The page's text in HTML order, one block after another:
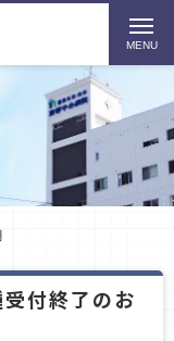
受付終了のお
t
o
g